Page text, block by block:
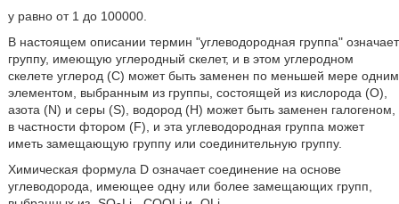
у равно от 1 до 100000.
В настоящем описании термин "углеводородная группа" означает
группу, имеющую углеродный скелет, и в этом углеродном
скелете углерод (С) может быть заменен по меньшей мере одним
элементом, выбранным из группы, состоящей из кислорода (О),
азота (N) и серы (S), водород (Н) может быть заменен галогеном,
в частности фтором (F), и эта углеводородная группа может
иметь замещающую группу или соединительную группу.
Химическая формула D означает соединение на основе
углеводорода, имеющее одну или более замещающих групп,